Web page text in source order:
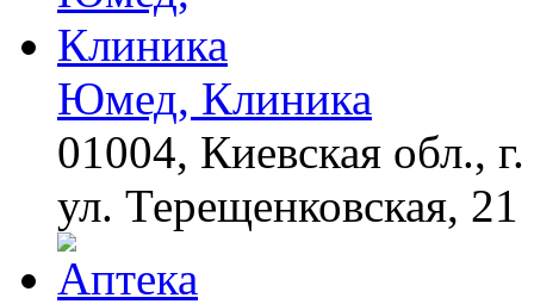
Юмед, Клиника
01004, Киевская обл.,
ул. Терещенковская, 21